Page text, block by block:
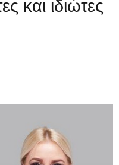
και ιδιώτες